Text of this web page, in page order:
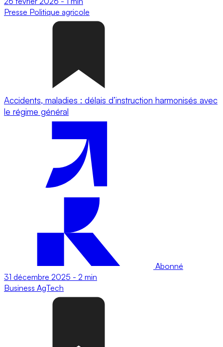
Presse Politique agricole
Accidents, maladies : délais d’instruction harmonisés avec
le régime général
Abonné
31 décembre 2025 - 2 min
Business AgTech